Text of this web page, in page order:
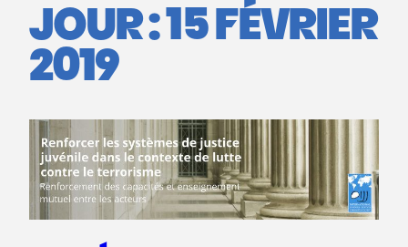
JOUR :15 FÉVRIER
2019